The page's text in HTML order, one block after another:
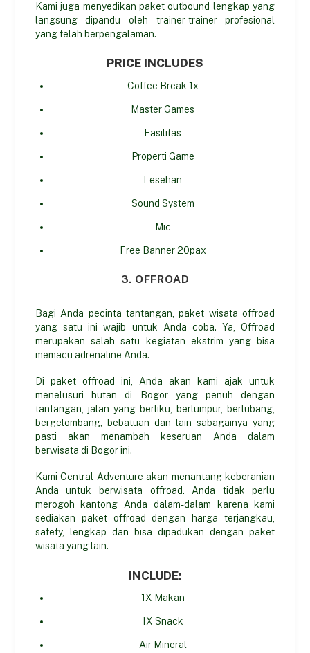
Kami juga menyedikan paket outbound lengkap yang
langsung dipandu oleh trainer-trainer profesional
yang telah berpengalaman.
PRICE INCLUDES
Coffee Break 1x
Master Games
Fasilitas
Properti Game
Lesehan
Sound System
Mic
Free Banner 20pax
3. OFFROAD
Bagi Anda pecinta tantangan, paket wisata offroad
yang satu ini wajib untuk Anda coba. Ya, Offroad
merupakan salah satu kegiatan ekstrim yang bisa
memacu adrenaline Anda.
Di paket offroad ini, Anda akan kami ajak untuk
menelusuri hutan di Bogor yang penuh dengan
tantangan, jalan yang berliku, berlumpur, berlubang,
bergelombang, bebatuan dan lain sabagainya yang
pasti akan menambah keseruan Anda dalam
berwisata di Bogor ini.
Kami Central Adventure akan menantang keberanian
Anda untuk berwisata offroad. Anda tidak perlu
merogoh kantong Anda dalam-dalam karena kami
sediakan paket offroad dengan harga terjangkau,
safety, lengkap dan bisa dipadukan dengan paket
wisata yang lain.
INCLUDE:
1X Makan
1X Snack
Air Mineral